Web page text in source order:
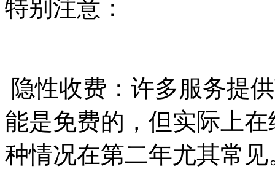
特别注意：
隐性收费：许多服务提
能是免费的，但实际上
种情况在第二年尤其常见